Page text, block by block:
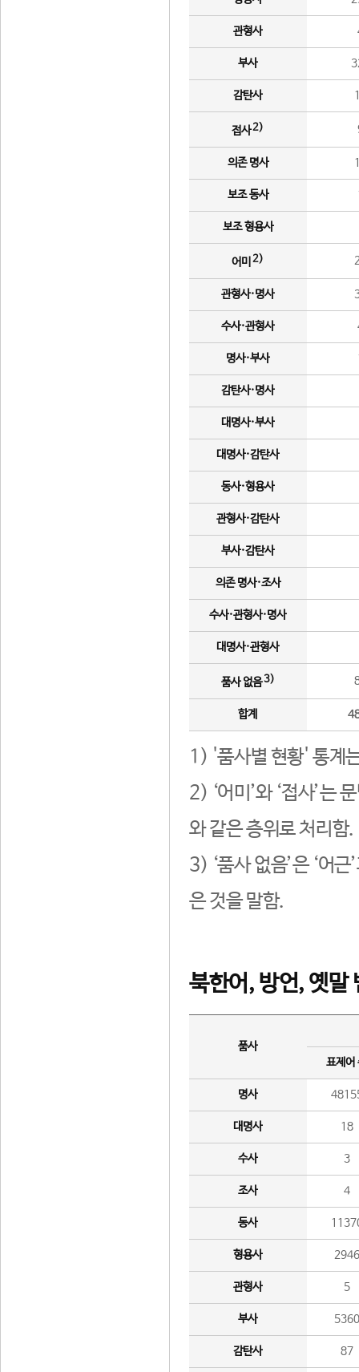
관형사
부사
감탄사
접사2)
의존 명사
보조 동사
보조 형용사
어미 2)
관형사·명사
수사·관형사
명사·부사
감탄사·명사
대명사·부사
대명사·감탄사
동사·형용사
관형사·감탄사
부사·감탄사
의존 명사·조사
수사·관형사·명사
대명사·관형사
품사 없음3)
합계
1) '품사별 현황' 통계
2) ‘어미’와 ‘접사’는
와 같은 층위로 처리함.
3) ‘품사 없음’은 ‘어
은 것을 말함.
북한어, 방언, 옛말
품사
표제어
명사
대명사 18
수사 3
조사 4
동사
형용사 2946
관형사 5
부사 5360
감탄사 87